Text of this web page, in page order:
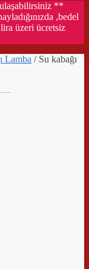
**
,bedel
üzeri ücretsiz
Lamba / Su kabağı